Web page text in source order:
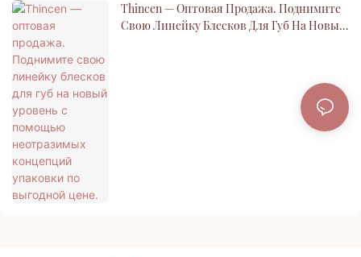
Thincen — Оптовая Продажа. Поднимите
Свою Линейку Блесков Для Губ На Новый